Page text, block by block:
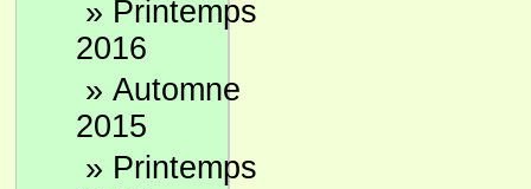
» Printemps
2016
» Automne
2015
» Printemps